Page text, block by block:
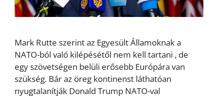
Mark Rutte szerint az Egyesült Államoknak a
NATO-ból való kilépésétől nem kell tartani , de
egy szövetségen belüli erősebb Európára van
szükség. Bár az öreg kontinenst láthatóan
nyugtalanítják Donald Trump NATO-val